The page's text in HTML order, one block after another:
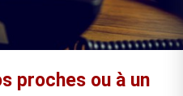
proches ou à un